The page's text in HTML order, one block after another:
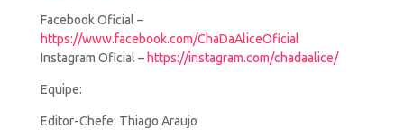
Facebook Oficial –
https://www.facebook.com/ChaDaAliceOficial
Instagram Oficial – https://instagram.com/chadaalice/
Equipe:
Editor-Chefe: Thiago Araujo